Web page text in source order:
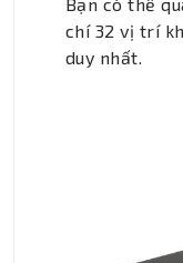
chí 32 vị trí
duy nhất.